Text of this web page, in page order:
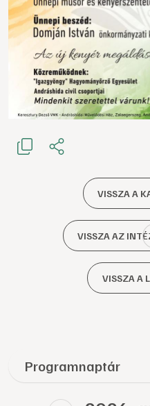
VISSZA A
VISSZA AZ
VISSZA A
Programnaptár